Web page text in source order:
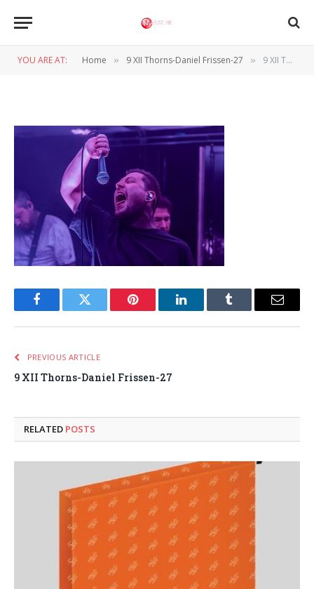
YOU ARE AT: Home » 9 XII Thorns-Daniel Frissen-27 » 9 XII Thorns-Daniel Frissen-27
FacebookTwitter Pinterest LinkedInTumblr Email
PREVIOUS ARTICLE
9 XII Thorns-Daniel Frissen-27
RELATED POSTS